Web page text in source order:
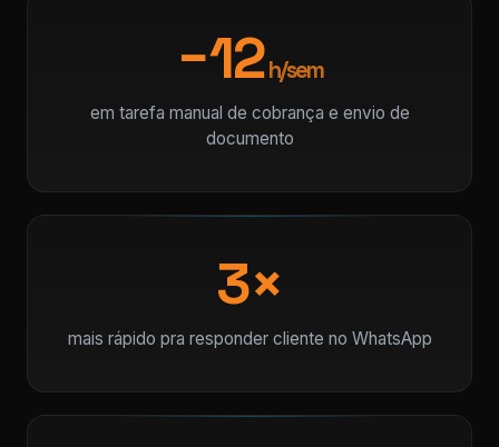
−12h/sem
em tarefa manual de cobrança e envio de
documento
3×
mais rápido pra responder cliente no WhatsApp